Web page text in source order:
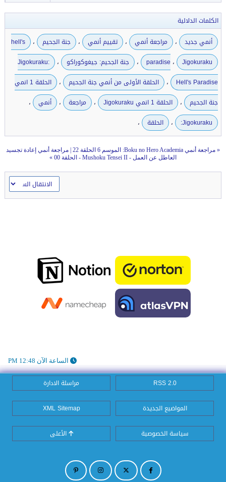
الكلمات الدلالية
أنمي جديد
، مراجعة أنمي ، تقييم أنمي ، جنة الجحيم ،
hell's
paradise ، Jigokuraku ، جنة الجحيم: جيغوكوراكو ،
Jigokuraku:
Hell's Paradise
، الحلقة الأولى من أنمي جنة الجحيم ،
الحلقة 1 انمي
جنة الجحيم
، الحلقة 1 انمي Jigokuraku ، مراجعة ، أنمي ،
Jigokuraku: ، الحلقة ،
« مراجعة أنمي Boku no Hero Academia: الموسم 6 الحلقة 22
مراجعة أنمي إعادة تجسيد
العاطل عن العمل - Mushoku Tensei II - الحلقة 00
»
الساعة الآن 12:48 PM
RSS 2.0 مراسلة الادارة
المواضيع الجديدة XML Sitemap
سياسة الخصوصية الأعلى